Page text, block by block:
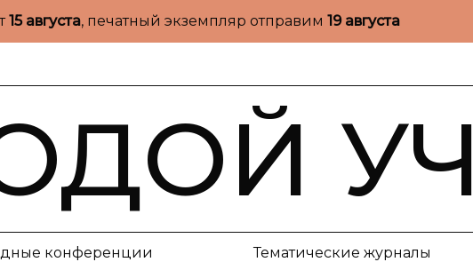
15 августа, печатный экземпляр отправим 19 августа
конференции Тематические журналы